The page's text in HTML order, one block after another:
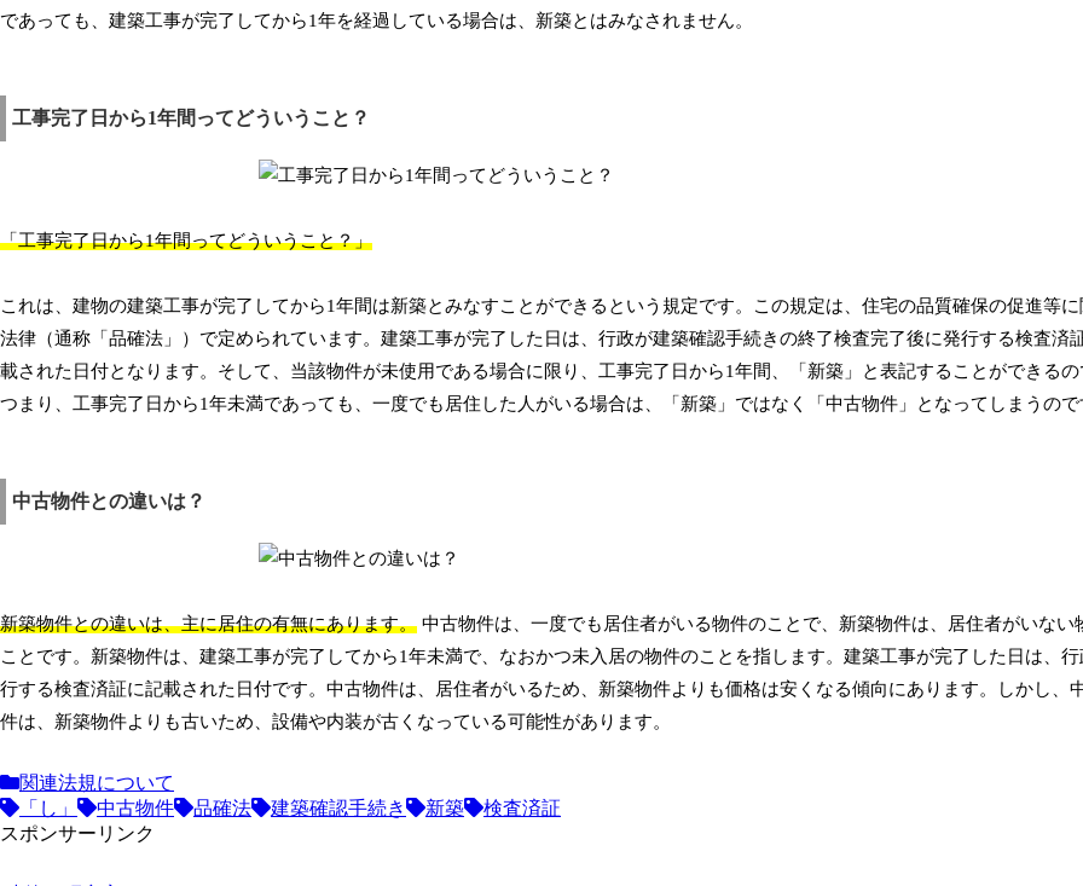
であっても、建築工事が完了してから1年を経過している場合は、新築とはみなされません。
工事完了日から1年間ってどういうこと？
「工事完了日から1年間ってどういうこと？」
これは、建物の建築工事が完了してから1年間は新築とみなすことができるという規定です。この規定は、住宅の品質確保の促進等
法律（通称「品確法」）で定められています。建築工事が完了した日は、行政が建築確認手続きの終了検査完了後に発行する検査済
載された日付となります。そして、当該物件が未使用である場合に限り、工事完了日から1年間、「新築」と表記することができる
つまり、工事完了日から1年未満であっても、一度でも居住した人がいる場合は、「新築」ではなく「中古物件」となってしまうので
中古物件との違いは？
新築物件との違いは、主に居住の有無にあります。 中古物件は、一度でも居住者がいる物件のことで、新築物件は、居住者がいない
ことです。新築物件は、建築工事が完了してから1年未満で、なおかつ未入居の物件のことを指します。建築工事が完了した日は、
行する検査済証に記載された日付です。中古物件は、居住者がいるため、新築物件よりも価格は安くなる傾向にあります。しかし、
件は、新築物件よりも古いため、設備や内装が古くなっている可能性があります。
関連法規について
「し」
中古物件 品確法 建築確認手続き 新築
検査済証
スポンサーリンク